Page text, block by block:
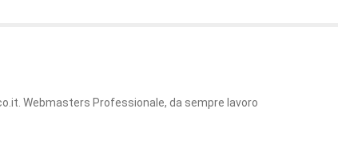
Webmasters Professionale, da sempre lavoro